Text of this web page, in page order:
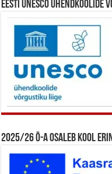
Eesti UNESCO ühendkoolide
2025/26 õ-a osaleb kool